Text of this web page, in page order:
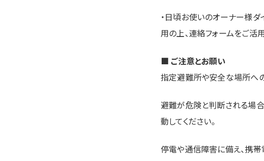
・日頃お使いのオーナー様
用の上、連絡フォームをご活
■ ご注意とお願い
指定避難所や安全な場所へ
避難が危険と判断される場
動してください。
停電や通信障害に備え、携帯